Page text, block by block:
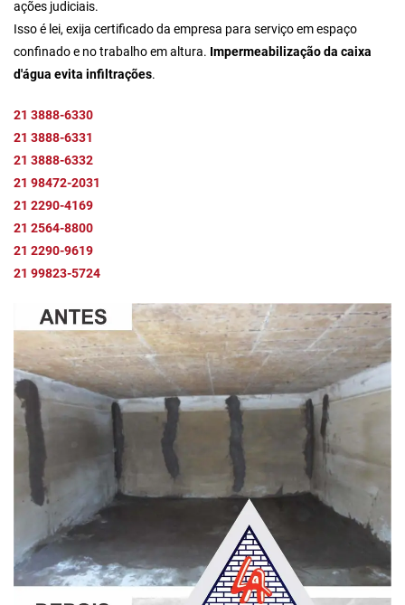
ações judiciais.
Isso é lei, exija certificado da empresa para serviço em espaço
confinado e no trabalho em altura. Impermeabilização da caixa
d'água evita infiltrações.
21 3888-6330
21 3888-6331
21 3888-6332
21 98472-2031
21 2290-4169
21 2564-8800
21 2290-9619
21 99823-5724